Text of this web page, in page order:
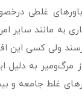
غلطی
به مانند سایر
ولی کسی این
به دلیل
غلط جامعه و